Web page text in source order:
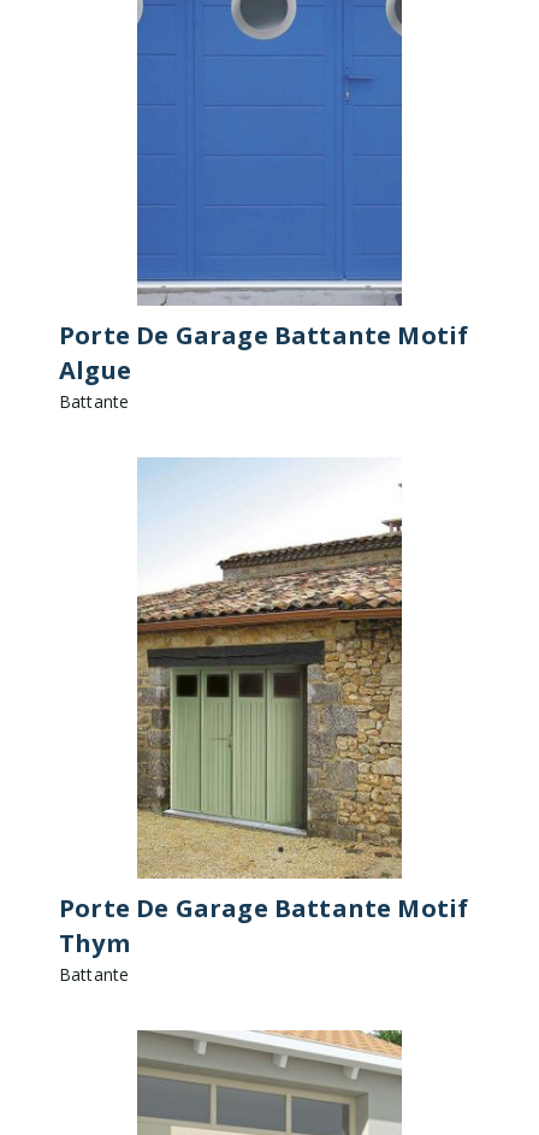
Porte De Garage Battante Motif
Algue
Battante
Porte De Garage Battante Motif
Thym
Battante